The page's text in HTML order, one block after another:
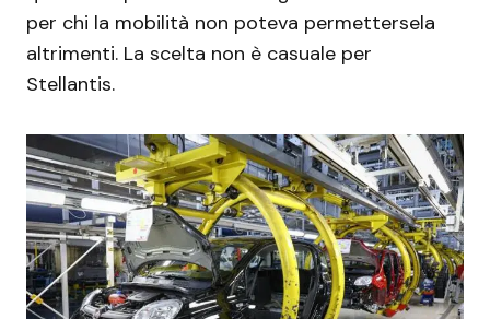
per chi la mobilità non poteva permettersela
altrimenti. La scelta non è casuale per
Stellantis.